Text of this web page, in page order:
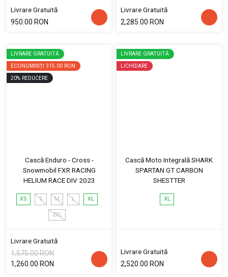
Livrare Gratuită
950.00 RON
Livrare Gratuită
2,285.00 RON
LIVRARE GRATUITĂ
ECONOMISIȚI 315.00 RON
20% REDUCERE
Cască Enduro - Cross -
Snowmobil FXR RACING
HELIUM RACE DIV 2023
XS S M L XL
2XL
Livrare Gratuită
1,575.00 RON
1,260.00 RON
LIVRARE GRATUITĂ
LICHIDARE
Cască Moto Integrală SHARK
SPARTAN GT CARBON
SHESTTER
XL
Livrare Gratuită
2,520.00 RON